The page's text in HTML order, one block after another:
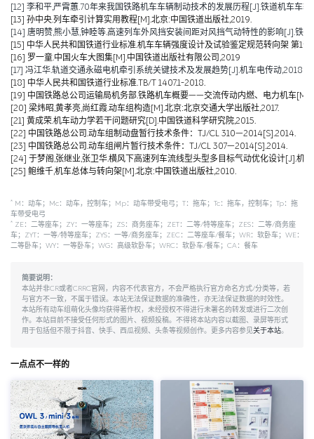
[12] 李和平,严霄蕙.70年来我国铁路机车车辆制动技术的发展历程[J].铁道机车车
[13] 孙中央.列车牵引计算实用教程[M].北京:中国铁道出版社,2019.
[14] 唐明赞,熊小慧,钟睦等.高速列车外风挡安装间距对风挡气动特性的影响[J].铁
[15] 中华人民共和国铁道行业标准.机车车辆强度设计及试验鉴定规范转向架 第1
[16] 罗一童.中国火车大图集[M].中国铁道出版社有限公司,2019
[17] 冯江华.轨道交通永磁电机牵引系统关键技术及发展趋势[J].机车电传动
[18] 中华人民共和国铁道行业标准.TB/T 1407.1-2018.
[19] 中国铁路总公司运输局机务部.铁路机车概要——交流传动内燃、电力机车[M].
[20] 梁炜昭,黄孝亮,尚红霞.动车组构造[M].北京:北京交通大学出版社,2017.
[21] 黄成荣.机车动力学若干问题研究[D].中国铁道科学研究院,2015.
[22] 中国铁路总公司.动车组制动盘暂行技术条件：TJ/CL 310—2014[S].2014.
[23] 中国铁路总公司.动车组闸片暂行技术条件：TJ/CL 307—2014[S].2014.
[24] 于梦阁,张继业,张卫华.横风下高速列车流线型头型多目标气动优化设计[J].机
[25] 鲍维千,机车总体与转向架[M].北京:中国铁道出版社,2010.
* M：动车；Mc：动车，控制车；Mp：动车带受电弓；T：拖车；Tc：拖车，控制车；Tp：拖
车带受电弓
* ZE：二等座车；ZY：一等座车；ZS：商务座车；ZET：二等/特等座车；ZES：二等/商务座
车；ZYT：一等/特等座车；ZYS：一等/商务座车；ZEC：二等座车/餐车；WR：软卧车；WE：
二等卧车；WY：一等卧车；WG：高级软卧车；WRC：软卧车/餐车；CA：餐车
简要说明：
本站并非CR或者CRRC官网，内容不代表官方，不会严格执行官方命名方式/分类等，若
与官方不一致，不属于错误。本站无法保证数据的准确性，亦无法保证数据的时效性。
本站所有动车组萌化头像均获得著作权，未经授权不得进行未署名的转发或进行二次创
作。本站目前不接受任何形式的图片、视频投稿。不得将本站内容以截图、录屏等形式
用于包括但不限于抖音、快手、西瓜视频、头条等视频创作。更多内容参见关于本站。
一点点不一样的